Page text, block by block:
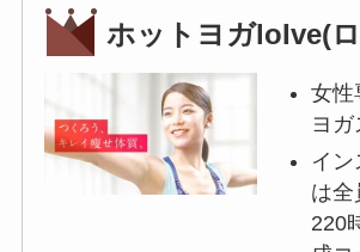
ホットヨガloIve(
女性
ヨガ
イ
は全
220